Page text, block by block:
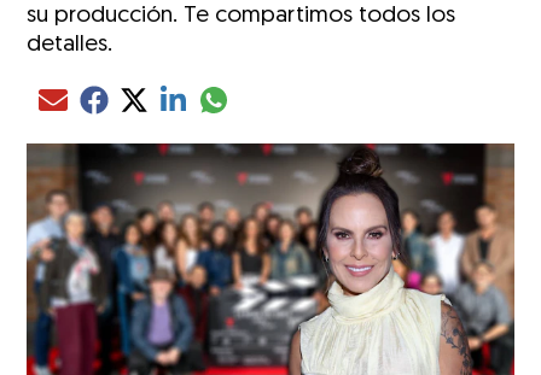
su producción. Te compartimos todos los
detalles.
Compartir el artículo actual mediante Email
Compartir el artículo actual mediante Facebook
Compartir el artículo actual mediante Twitter
Compartir el artículo actual mediante LinkedIn
Compartir el artículo actual mediante